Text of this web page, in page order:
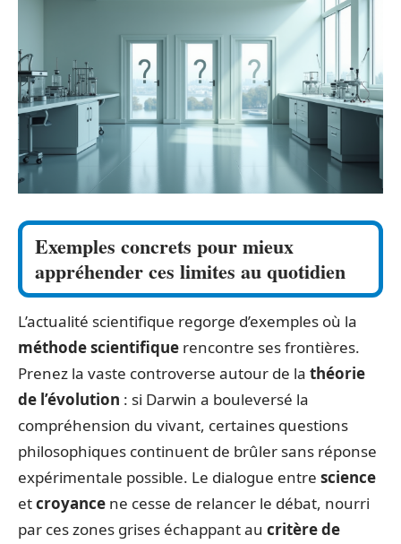
Exemples concrets pour mieux
appréhender ces limites au quotidien
L’actualité scientifique regorge d’exemples où la
méthode scientifique rencontre ses frontières.
Prenez la vaste controverse autour de la théorie
de l’évolution : si Darwin a bouleversé la
compréhension du vivant, certaines questions
philosophiques continuent de brûler sans réponse
expérimentale possible. Le dialogue entre science
etcroyance ne cesse de relancer le débat, nourri
par ces zones grises échappant au critère de